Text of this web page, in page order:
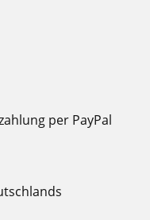
per PayPal